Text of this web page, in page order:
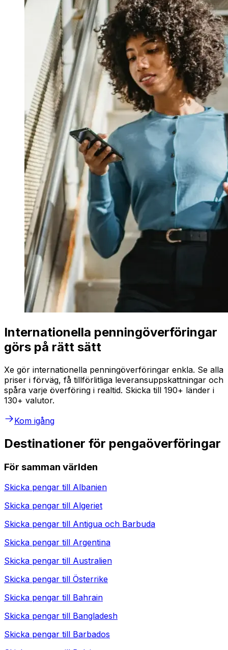
Internationella penningöverföringar
görs på rätt sätt
Xe gör internationella penningöverföringar enkla. Se alla
priser i förväg, få tillförlitliga leveransuppskattningar och
spåra varje överföring i realtid. Skicka till 190+ länder i
130+ valutor.
Kom igång
Destinationer för pengaöverföringar
För samman världen
Skicka pengar till Albanien
Skicka pengar till Algeriet
Skicka pengar till Antigua och Barbuda
Skicka pengar till Argentina
Skicka pengar till Australien
Skicka pengar till Österrike
Skicka pengar till Bahrain
Skicka pengar till Bangladesh
Skicka pengar till Barbados